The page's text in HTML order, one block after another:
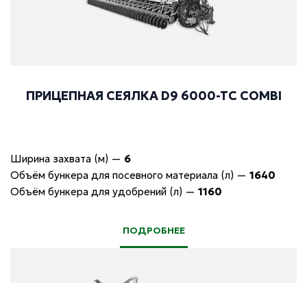
ПРИЦЕПНАЯ СЕЯЛКА D9 6000-TC COMBI
Ширина захвата (м) — 6
Объём бункера для посевного материала (л) — 1640
Объём бункера для удобрений (л) — 1160
ПОДРОБНЕЕ